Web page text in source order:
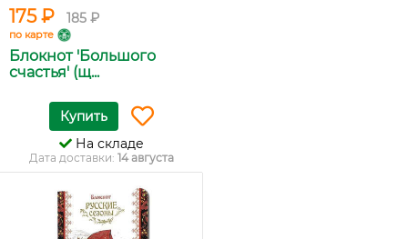
175 ₽ 185 ₽
по карте
Блокнот 'Большого
счастья' (щ...
Купить
На складе
Дата доставки: 14 августа